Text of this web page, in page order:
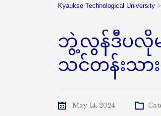
Kyaukse Technological University >
ဘွဲ့လွန်ဒီပလို
သင်တန်းသား
May 14, 2024